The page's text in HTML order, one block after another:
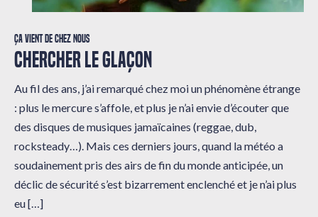
Ça vient de chez nous
CHERCHER LE GLAÇON
Au fil des ans, j’ai remarqué chez moi un phénomène étrange
: plus le mercure s’affole, et plus je n’ai envie d’écouter que
des disques de musiques jamaïcaines (reggae, dub,
rocksteady…). Mais ces derniers jours, quand la météo a
soudainement pris des airs de fin du monde anticipée, un
déclic de sécurité s’est bizarrement enclenché et je n’ai plus
eu […]